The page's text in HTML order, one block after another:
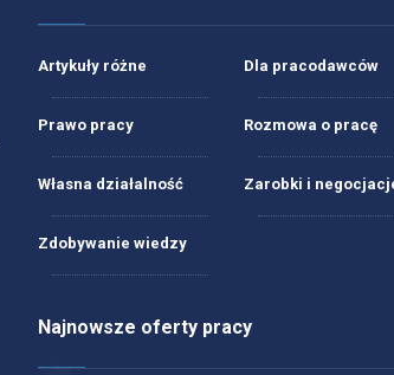
Artykuły różne Dla pracodawców
Prawo pracy Rozmowa o pracę
Własna działalność Zarobki i
Zdobywanie wiedzy
Najnowsze oferty pracy